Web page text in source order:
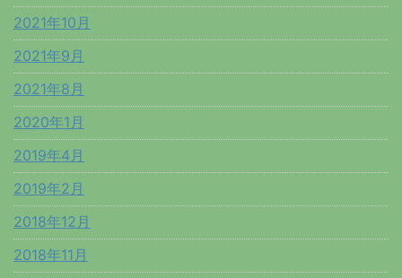
2021年10月
2021年9月
2021年8月
2020年1月
2019年4月
2019年2月
2018年12月
2018年11月